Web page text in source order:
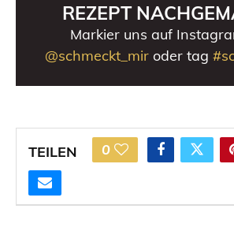
REZEPT
Markier uns auf
@schmeckt_mir oder tag
TEILEN 0